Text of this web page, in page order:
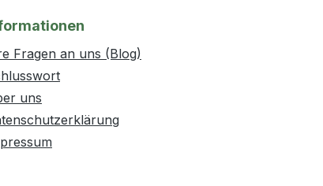
Fragen an uns (Blog)
uns